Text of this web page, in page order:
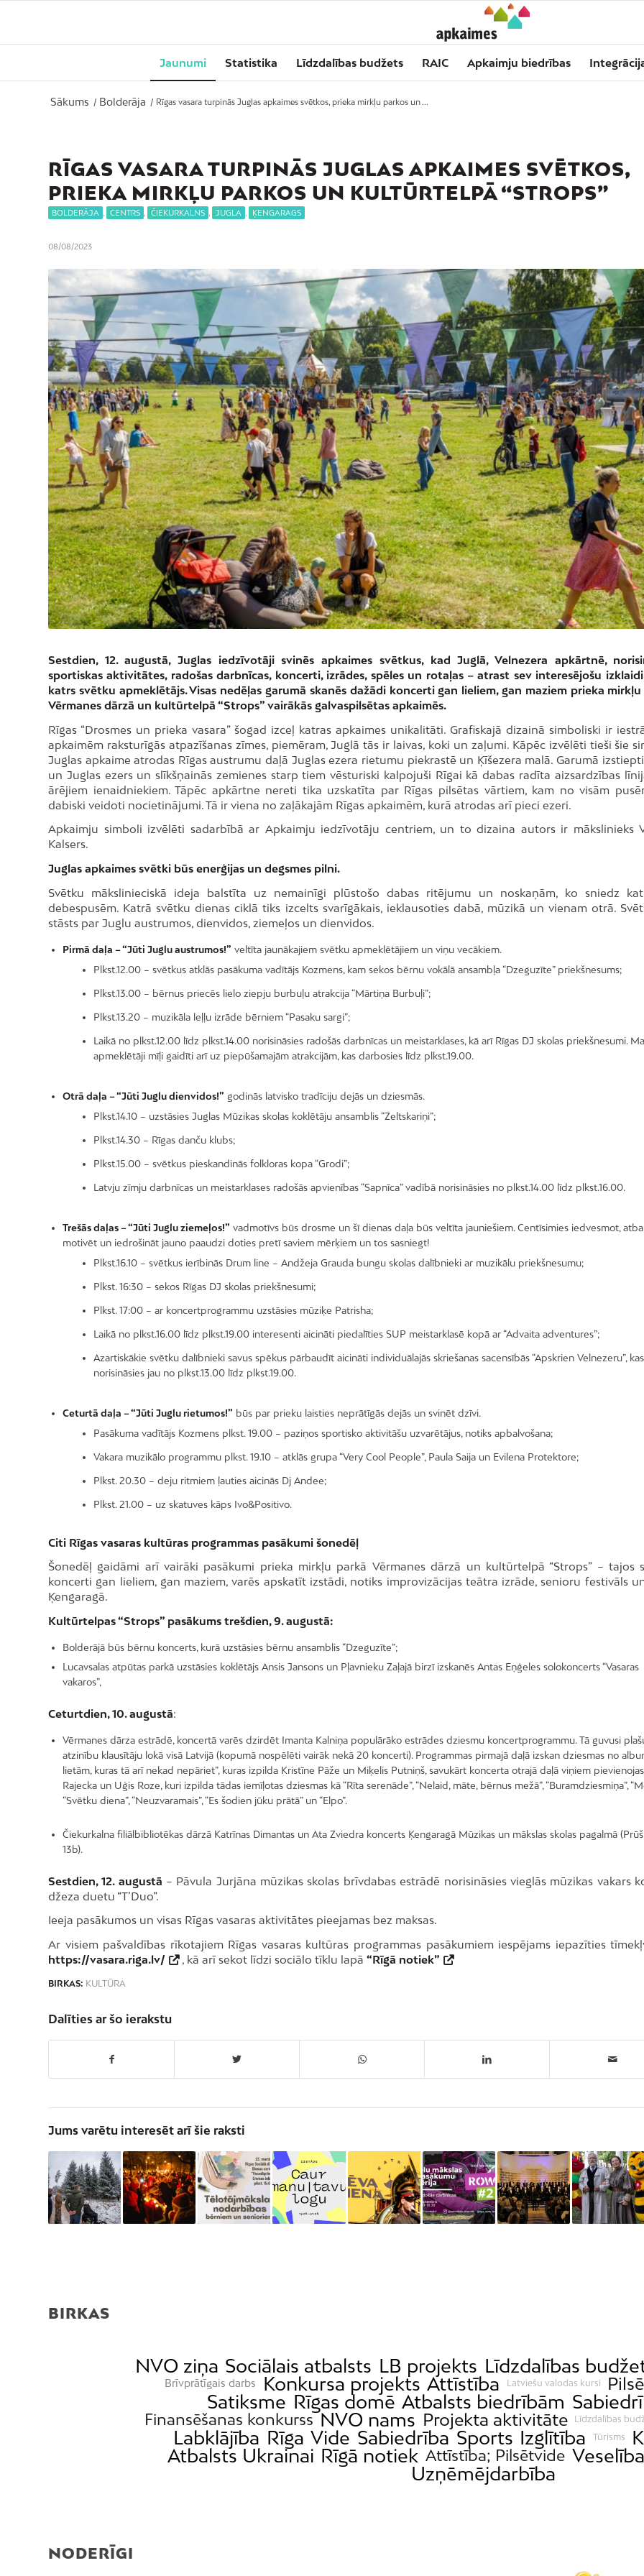
Jaunumi Statistika Līdzdalības budžets RAIC Apkaimju biedrības
Sākums / Bolderāja / Rīgas vasara turpinās Juglas apkaimes svētkos, prieka mirkļu parkos un ...
RĪGAS VASARA TURPINĀS JUGLAS APKAIMES SVĒTKOS,
PRIEKA MIRKĻU PARKOS UN KULTŪRTELPĀ “STROPS”
BOLDERĀJA CENTRS ČIEKURKALNS JUGLA ĶENGARAGS
08/08/2023
Sestdien, 12. augustā, Juglas iedzīvotāji svinēs apkaimes svētkus, kad Juglā, Velnezera apkārtnē,
sportiskas aktivitātes, radošas darbnīcas, koncerti, izrādes, spēles un rotaļas – atrast sev interesējošu
katrs svētku apmeklētājs. Visas nedēļas garumā skanēs dažādi koncerti gan lieliem, gan maziem prieka mirkļu
Vērmanes dārzā un kultūrtelpā “Strops” vairākās galvaspilsētas apkaimēs.
Rīgas “Drosmes un prieka vasara” šogad izceļ katras apkaimes unikalitāti. Grafiskajā dizainā simboliski ir
apkaimēm raksturīgās atpazīšanas zīmes, piemēram, Juglā tās ir laivas, koki un zaļumi. Kāpēc izvēlēti tieši šie
Juglas apkaime atrodas Rīgas austrumu daļā Juglas ezera rietumu piekrastē un Ķīšezera malā. Garumā
un Juglas ezers un slīkšņainās zemienes starp tiem vēsturiski kalpojuši Rīgai kā dabas radīta aizsardzības
ārējiem ienaidniekiem. Tāpēc apkārtne nereti tika uzskatīta par Rīgas pilsētas vārtiem, kam no visām
dabiski veidoti nocietinājumi. Tā ir viena no zaļākajām Rīgas apkaimēm, kurā atrodas arī pieci ezeri.
Apkaimju simboli izvēlēti sadarbībā ar Apkaimju iedzīvotāju centriem, un to dizaina autors ir mākslinieks
Kalsers.
Juglas apkaimes svētki būs enerģijas un degsmes pilni.
Svētku mākslinieciskā ideja balstīta uz nemainīgi plūstošo dabas ritējumu un noskaņām, ko sniedz
debespusēm. Katrā svētku dienas ciklā tiks izcelts svarīgākais, ieklausoties dabā, mūzikā un vienam otrā.
stāsts par Juglu austrumos, dienvidos, ziemeļos un dienvidos.
Pirmā daļa – “Jūti Juglu austrumos!” veltīta jaunākajiem svētku apmeklētājiem un viņu vecākiem.
Plkst.12.00 – svētkus atklās pasākuma vadītājs Kozmens, kam sekos bērnu vokālā ansambļa “Dzeguzīte” priekšnesums;
Plkst.13.00 – bērnus priecēs lielo ziepju burbuļu atrakcija “Mārtiņa Burbuļi”;
Plkst.13.20 – muzikāla leļļu izrāde bērniem “Pasaku sargi”;
Laikā no plkst.12.00 līdz plkst.14.00 norisināsies radošās darbnīcas un meistarklases, kā arī Rīgas DJ skolas priekšnesumi.
apmeklētāji mīļi gaidīti arī uz piepūšamajām atrakcijām, kas darbosies līdz plkst.19.00.
Otrā daļa – “Jūti Juglu dienvidos!” godinās latvisko tradīciju dejās un dziesmās.
Plkst.14.10 – uzstāsies Juglas Mūzikas skolas koklētāju ansamblis “Zeltskariņi”;
Plkst.14.30 – Rīgas danču klubs;
Plkst.15.00 – svētkus pieskandinās folkloras kopa “Grodi”;
Latvju zīmju darbnīcas un meistarklases radošās apvienības “Sapnīca” vadībā norisināsies no plkst.14.00 līdz plkst.16.00.
Trešās daļas – “Jūti Juglu ziemeļos!” vadmotīvs būs drosme un šī dienas daļa būs veltīta jauniešiem. Centīsimies iedvesmot,
motivēt un iedrošināt jauno paaudzi doties pretī saviem mērķiem un tos sasniegt!
Plkst.16.10 – svētkus ierībinās Drum line – Andžeja Grauda bungu skolas dalībnieki ar muzikālu priekšnesumu;
Plkst. 16:30 – sekos Rīgas DJ skolas priekšnesumi;
Plkst. 17:00 – ar koncertprogrammu uzstāsies mūziķe Patrisha;
Laikā no plkst.16.00 līdz plkst.19.00 interesenti aicināti piedalīties SUP meistarklasē kopā ar “Advaita adventures”;
Azartiskākie svētku dalībnieki savus spēkus pārbaudīt aicināti individuālajās skriešanas sacensībās “Apskrien Velnezeru”, kas
norisināsies jau no plkst.13.00 līdz plkst.19.00.
Ceturtā daļa – “Jūti Juglu rietumos!” būs par prieku laisties neprātīgās dejās un svinēt dzīvi.
Pasākuma vadītājs Kozmens plkst. 19.00 – paziņos sportisko aktivitāšu uzvarētājus, notiks apbalvošana;
Vakara muzikālo programmu plkst. 19.10 – atklās grupa “Very Cool People”, Paula Saija un Evilena Protektore;
Plkst. 20.30 – deju ritmiem ļauties aicinās Dj Andee;
Plkst. 21.00 – uz skatuves kāps Ivo&Positivo.
Citi Rīgas vasaras kultūras programmas pasākumi šonedēļ
Šonedēļ gaidāmi arī vairāki pasākumi prieka mirkļu parkā Vērmanes dārzā un kultūrtelpā “Strops” – tajos
koncerti gan lieliem, gan maziem, varēs apskatīt izstādi, notiks improvizācijas teātra izrāde, senioru festivāls
Ķengaragā.
Kultūrtelpas “Strops” pasākums trešdien, 9. augustā:
Bolderājā būs bērnu koncerts, kurā uzstāsies bērnu ansamblis “Dzeguzīte”;
Lucavsalas atpūtas parkā uzstāsies koklētājs Ansis Jansons un Pļavnieku Zaļajā birzī izskanēs Antas Eņģeles solokoncerts “Vasaras
vakaros”,
Ceturtdien, 10. augustā:
Vērmanes dārza estrādē, koncertā varēs dzirdēt Imanta Kalniņa populārāko estrādes dziesmu koncertprogrammu. Tā guvusi
atzinību klausītāju lokā visā Latvijā (kopumā nospēlēti vairāk nekā 20 koncerti). Programmas pirmajā daļā izskan dziesmas no
lietām, kuras tā arī nekad nepāriet”, kuras izpilda Kristīne Pāže un Miķelis Putniņš, savukārt koncerta otrajā daļā viņiem
Rajecka un Uģis Roze, kuri izpilda tādas iemīļotas dziesmas kā “Rīta serenāde”, “Nelaid, māte, bērnus mežā”, “Buramdziesmiņa”,
“Svētku diena”, “Neuzvaramais”, “Es šodien jūku prātā” un “Elpo”.
Čiekurkalna filiālbibliotēkas dārzā Katrīnas Dimantas un Ata Zviedra koncerts Ķengaragā Mūzikas un mākslas skolas pagalmā
13b).
Sestdien, 12. augustā – Pāvula Jurjāna mūzikas skolas brīvdabas estrādē norisināsies vieglās mūzikas vakars
džeza duetu “T’Duo”.
Ieeja pasākumos un visas Rīgas vasaras aktivitātes pieejamas bez maksas.
Ar visiem pašvaldības rīkotajiem Rīgas vasaras kultūras programmas pasākumiem iespējams iepazīties
https://vasara.riga.lv/
, kā arī sekot līdzi sociālo tīklu lapā “Rīgā notiek”
BIRKAS: KULTŪRA
Dalīties ar šo ierakstu
Jums varētu interesēt arī šie raksti
BIRKAS
NVO ziņa Sociālais atbalsts LB projekts Līdzdalības
Brīvprātīgais darbs Konkursa projekts Attīstība Latviešu valodas kursi
Satiksme Rīgas domē Atbalsts biedrībām
Finansēšanas konkurss NVO nams Projekta aktivitāte Līdzdalības
Labklājība Rīga Vide Sabiedrība Sports Izglītība Tūrisms
Atbalsts Ukrainai Rīgā notiek Attīstība; Pilsētvide Veselība
Uzņēmējdarbība
NODERĪGI